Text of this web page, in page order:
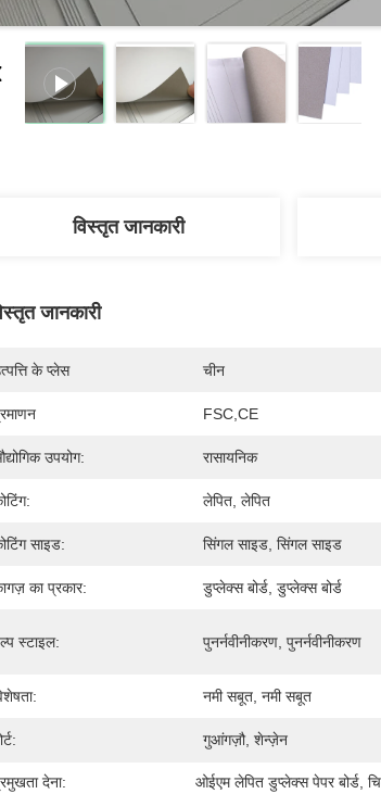
विस्तृत जानकारी
जानकारी
के प्लेस चीन
FSC,CE
उपयोग: रासायनिक
लेपित, लेपित
साइड: सिंगल साइड, सिंगल साइड
का प्रकार: डुप्लेक्स बोर्ड, डुप्लेक्स बोर्ड
स्टाइल: पुनर्नवीनीकरण, पुनर्नवीनीकरण
नमी सबूत, नमी सबूत
गुआंगज़ौ, शेन्ज़ेन
देना: ओईएम लेपित डुप्लेक्स पेपर बोर्ड ,